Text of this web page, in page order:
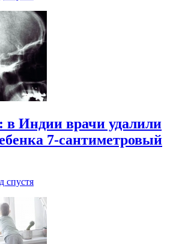
Индии врачи удалили
7-сантиметровый
спустя